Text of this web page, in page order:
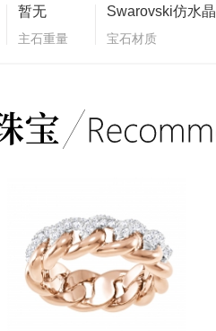
暂无
主石重量
Swarovski仿水晶
宝石材质